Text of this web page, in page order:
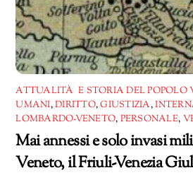
ATTUALITÀ E STORIA DEL POPOLO
UMANI,DIRITTO,GIUSTIZIA,
LOMBARDO-VENETO, PERSONALE,
Mai annessi e solo invasi
Veneto, il Friuli-Venezia